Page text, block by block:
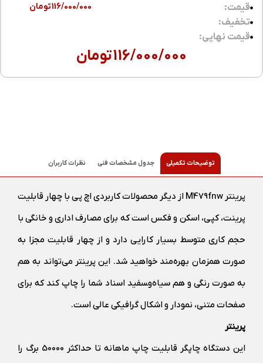
قیمت:
تخفیف:
قیمت نهایی:
116/000/000تومان
116/000/000تومان
توضیحات تکمیلی جدول مشخصات فنی نظرات کاربران
پرینتر M479fnw از دیگر محصولات کاربردی اچ پی با چهار قابلیت
پرینت، کپی، اسکن و فکس است که برای مصارف اداری و خانگی با
حجم کاری متوسط بسیار کارایی دارد و از چهار قابلیت مجزا به
صورت همزمان بهره‌مند خواهید شد. این پرینتر می‌تواند به هم
به صورت رنگی و هم سیاه‌و‌‍سفید اسناد شما را چاپ کند که برای
صفحات متنی، نمودار و اشکال گرافیکی عالی است.
پرینتر
این دستگاه چاپگر قابلیت چاپ ماهانه تا حداکثر 50000 برگ را